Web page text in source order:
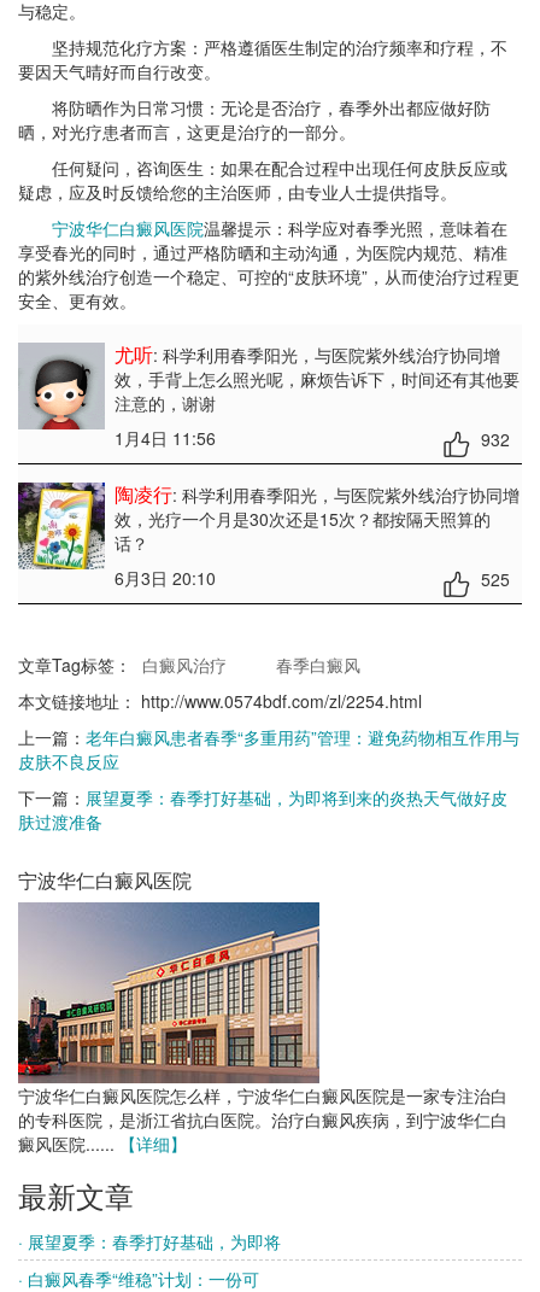
与稳定。
坚持规范化疗方案：严格遵循医生制定的治疗频率和疗程，不
要因天气晴好而自行改变。
将防晒作为日常习惯：无论是否治疗，春季外出都应做好防
晒，对光疗患者而言，这更是治疗的一部分。
任何疑问，咨询医生：如果在配合过程中出现任何皮肤反应或
疑虑，应及时反馈给您的主治医师，由专业人士提供指导。
宁波华仁白癜风医院温馨提示：科学应对春季光照，意味着在
享受春光的同时，通过严格防晒和主动沟通，为医院内规范、精准
的紫外线治疗创造一个稳定、可控的“皮肤环境”，从而使治疗过程更
安全、更有效。
尤听: 科学利用春季阳光，与医院紫外线治疗协同增
效 ，手背上怎么照光呢，麻烦告诉下，时间还有其他要
注意的，谢谢
1月4日 11:56
932
陶凌行: 科学利用春季阳光，与医院紫外线治疗协同增
效 ，光疗一个月是30次还是15次？都按隔天照算的
话？
6月3日 20:10
525
文章Tag标签： 白癜风治疗
春季白癜风
本文链接地址： http://www.0574bdf.com/zl/2254.html
上一篇： 老年白癜风患者春季“多重用药”管理：避免药物相互作用与
皮肤不良反应
下一篇： 展望夏季：春季打好基础，为即将到来的炎热天气做好皮
肤过渡准备
宁波华仁白癜风医院
宁波华仁白癜风医院怎么样，宁波华仁白癜风医院是一家专注治白
的专科医院，是浙江省抗白医院。治疗白癜风疾病，到宁波华仁白
癜风医院......
【详细】
最新文章
· 展望夏季：春季打好基础，为即将
· 白癜风春季“维稳”计划：一份可